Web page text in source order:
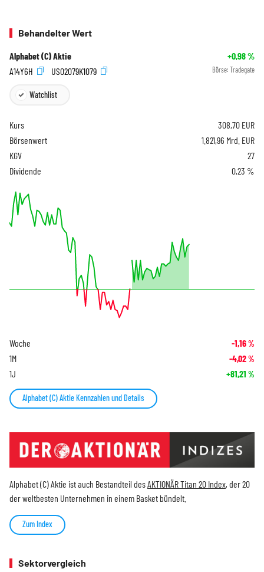
Behandelter Wert
Alphabet (C) Aktie +0,98%
A14Y6H
US02079K1079 Börse: Tradegate
Watchlist
Kurs 308,70 EUR
Börsenwert
1.821,96 Mrd. EUR
KGV
27
Dividende
0,23 %
Woche -1,16%
1M -4,02%
1J +81,21 %
Alphabet (C) Aktie Kennzahlen und Details
Alphabet (C) Aktie ist auch Bestandteil desAKTIONÄR Titan 20 Index, der 20
der weltbesten Unternehmen in einem Basket bündelt.
Zum Index
Sektorvergleich